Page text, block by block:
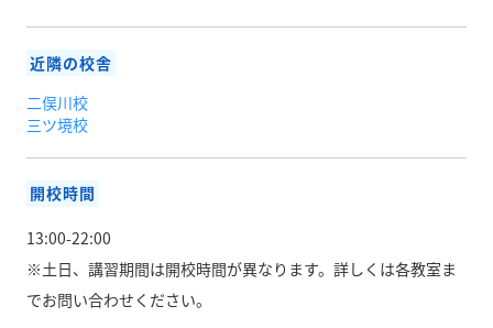
近隣の校舎
二俣川校
三ツ境校
開校時間
13:00-22:00
※土日、講習期間は開校時間が異なります。 詳しくは各教室ま
でお問い合わせください。